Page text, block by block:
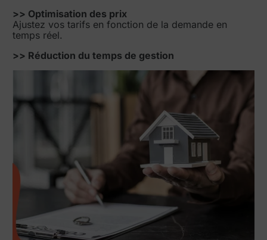
>> Optimisation des prix
Ajustez vos tarifs en fonction de la demande en
temps réel.
>> Réduction du temps de gestion